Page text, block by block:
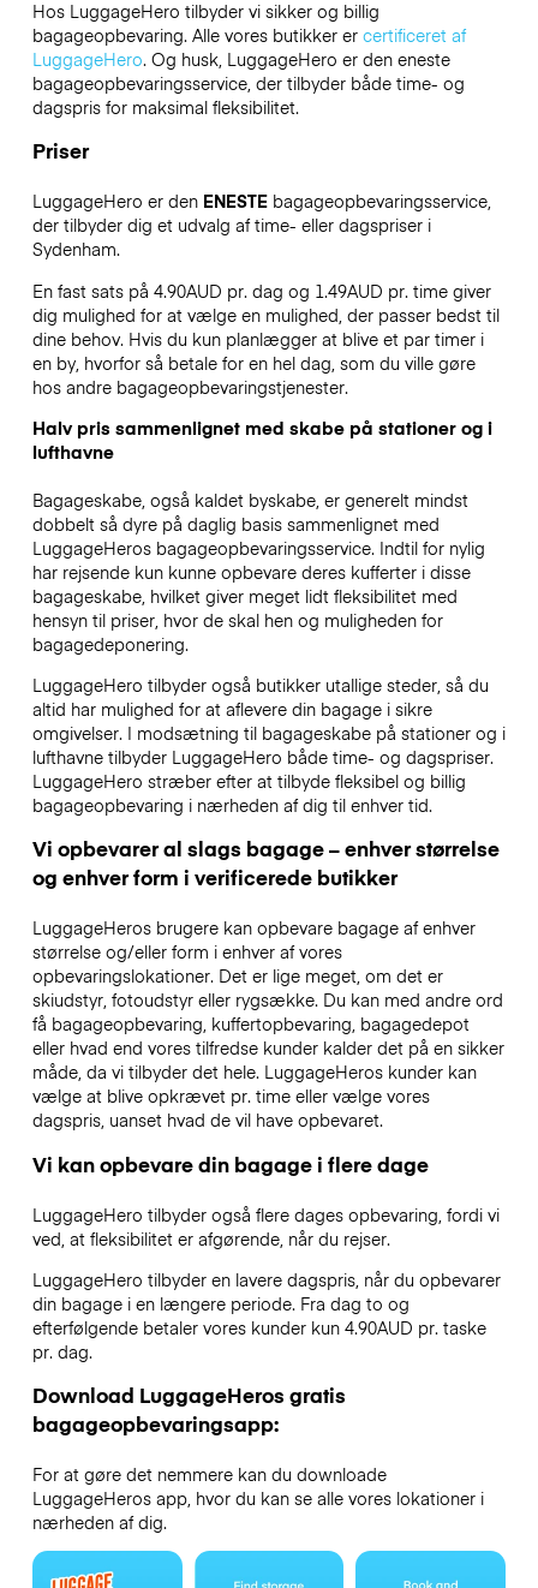
Hos LuggageHero tilbyder vi sikker og billig
bagageopbevaring. Alle vores butikker er certificeret af
LuggageHero. Og husk, LuggageHero er den eneste
bagageopbevaringsservice, der tilbyder både time- og
dagspris for maksimal fleksibilitet.
Priser
LuggageHero er den ENESTEbagageopbevaringsservice,
der tilbyder dig et udvalg af time- eller dagspriser i
Sydenham.
En fast sats på 4.90AUD pr. dag og 1.49AUD pr. time giver
dig mulighed for at vælge en mulighed, der passer bedst til
dine behov. Hvis du kun planlægger at blive et par timer i
en by, hvorfor så betale for en hel dag, som du ville gøre
hos andre bagageopbevaringstjenester.
Halv pris sammenlignet med skabe på stationer og i
lufthavne
Bagageskabe, også kaldet byskabe, er generelt mindst
dobbelt så dyre på daglig basis sammenlignet med
LuggageHeros bagageopbevaringsservice. Indtil for nylig
har rejsende kun kunne opbevare deres kufferter i disse
bagageskabe, hvilket giver meget lidt fleksibilitet med
hensyn til priser, hvor de skal hen og muligheden for
bagagedeponering.
LuggageHero tilbyder også butikker utallige steder, så du
altid har mulighed for at aflevere din bagage i sikre
omgivelser. I modsætning til bagageskabe på stationer og i
lufthavne tilbyder LuggageHero både time- og dagspriser.
LuggageHero stræber efter at tilbyde fleksibel og billig
bagageopbevaring i nærheden af dig til enhver tid.
Vi opbevarer al slags bagage – enhver størrelse
og enhver form i verificerede butikker
LuggageHeros brugere kan opbevare bagage af enhver
størrelse og/eller form i enhver af vores
opbevaringslokationer. Det er lige meget, om det er
skiudstyr, fotoudstyr eller rygsække. Du kan med andre ord
få bagageopbevaring, kuffertopbevaring, bagagedepot
eller hvad end vores tilfredse kunder kalder det på en sikker
måde, da vi tilbyder det hele. LuggageHeros kunder kan
vælge at blive opkrævet pr. time eller vælge vores
dagspris, uanset hvad de vil have opbevaret.
Vi kan opbevare din bagage i flere dage
LuggageHero tilbyder også flere dages opbevaring, fordi vi
ved, at fleksibilitet er afgørende, når du rejser.
LuggageHero tilbyder en lavere dagspris, når du opbevarer
din bagage i en længere periode. Fra dag to og
efterfølgende betaler vores kunder kun 4.90AUD pr. taske
pr. dag.
Download LuggageHeros gratis
bagageopbevaringsapp:
For at gøre det nemmere kan du downloade
LuggageHeros app, hvor du kan se alle vores lokationer i
nærheden af dig.